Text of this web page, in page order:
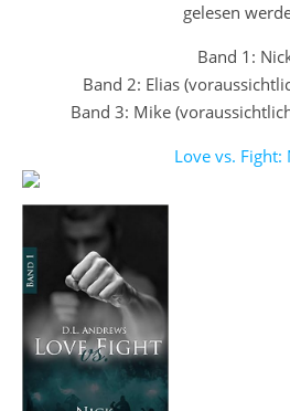
gelesen
Band 1:
Band 2: Elias
Band 3: Mike
Love vs. Fight: